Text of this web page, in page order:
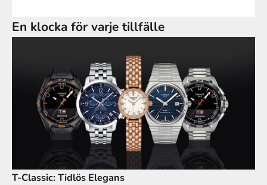
En klocka för varje tillfälle
T-Classic: Tidlös Elegans